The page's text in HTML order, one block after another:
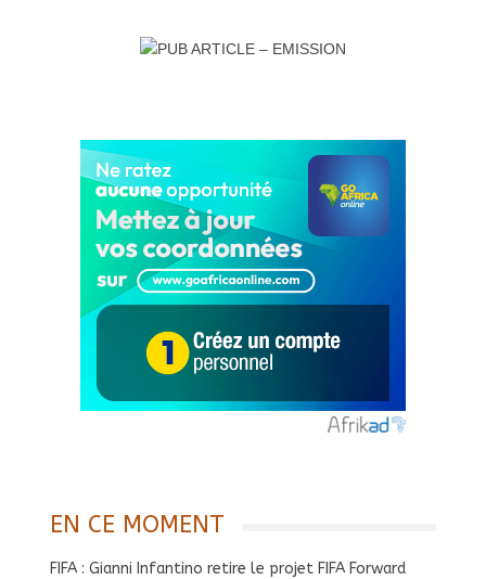
EN CE MOMENT
FIFA : Gianni Infantino retire le projet FIFA Forward